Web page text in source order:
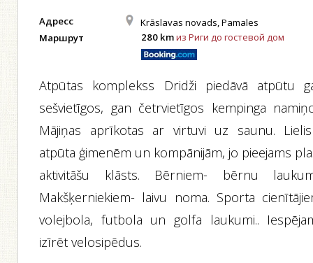
Адресс Krāslavas novads, Pamales
Маршрут 280 kmиз Риги до гостевой дом
Atpūtas komplekss Dridži piedāvā atpūtu
sešvietīgos, gan četrvietīgos kempinga
Mājiņas aprīkotas ar virtuvi uz saunu.
atpūta ģimenēm un kompānijām, jo pieejams
aktivitāšu klāsts. Bērniem- bērnu
Makšķerniekiem- laivu noma. Sporta
volejbola, futbola un golfa laukumi..
izīrēt velosipēdus.